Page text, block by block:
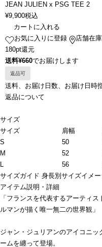
JEAN JULIEN x PSG TEE 2
¥9,900税込
カートに入れる
お気に入りに登録
店舗在
180pt還元
送料¥660でお届けします
返品可
送料、お届け日数、お届け日時
返品について
サイズ
サイズ
肩幅
S
50
M
52
L
56
サイズガイド 身長別サイズイメー
アイテム説明・詳細
「フランスを代表するアーティ
ルマンが描く唯一無二の世界観」
ジャン・ジュリアンのアイコニ
ームを纏って登場。